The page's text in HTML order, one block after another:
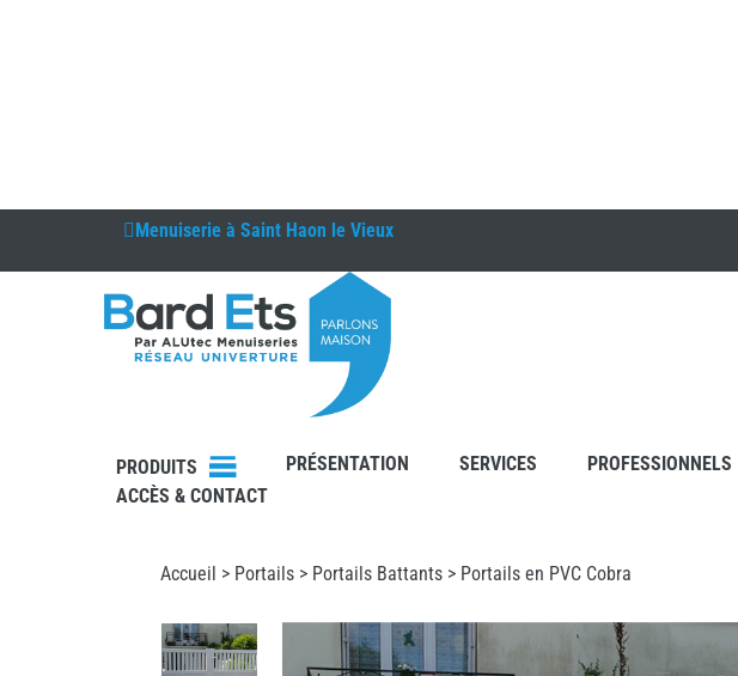
Menuiserie à Saint Haon le Vieux
PRODUITS PRÉSENTATION SERVICES PROFESSIONNELS
ACCÈS & CONTACT
Accueil > Portails > Portails Battants > Portails en PVC Cobra